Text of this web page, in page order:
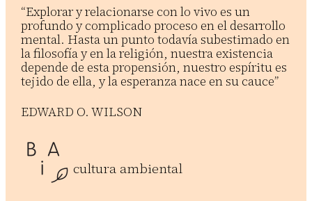
“Explorar y relacionarse con lo vivo es un
profundo y complicado proceso en el desarrollo
mental. Hasta un punto todavía subestimado en
la filosofía y en la religión, nuestra existencia
depende de esta propensión, nuestro espíritu es
tejido de ella, y la esperanza nace en su cauce”
EDWARD O. WILSON
cultura ambiental